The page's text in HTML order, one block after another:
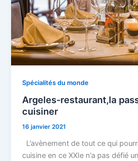
Spécialités du monde
Argeles-restaurant,la
cuisiner
16 janvier 2021
L’avènement de tout ce qui
cuisine en ce XXIe n’a pas défié